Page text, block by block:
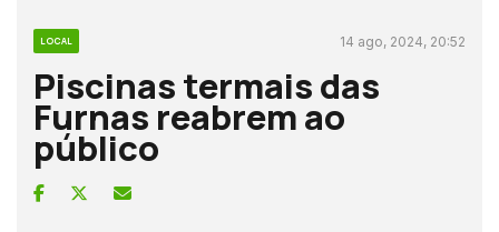
LOCAL 14 ago, 2024, 20:52
Piscinas termais das
Furnas reabrem ao
público